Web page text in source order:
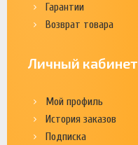
Гарантии
Возврат товара
Личный кабинет
Мой профиль
История заказов
Подписка